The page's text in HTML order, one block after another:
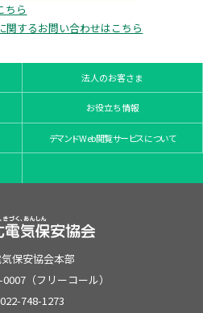
ちら
関するお問い合わせはこちら
法人のお客さま
お役立ち情報
デマンドWeb閲覧サービスについて
保安協会本部
（フリーコール）
748-1273